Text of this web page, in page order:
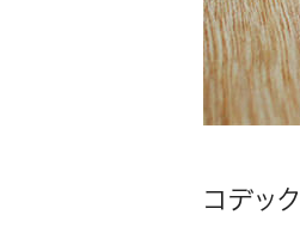
コデッ